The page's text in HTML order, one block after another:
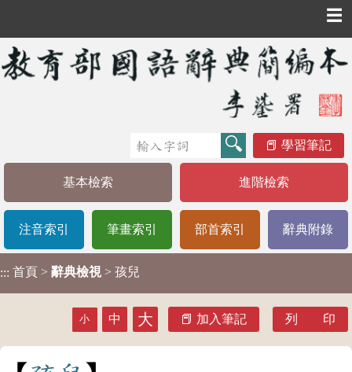
☰
學習筆記
基本檢索 進階檢索
注音索引 筆畫索引 部首索引 辭典附錄
::: 首頁 > 辭典檢視 > 孩兒
小 中 大 加入筆記 列 印